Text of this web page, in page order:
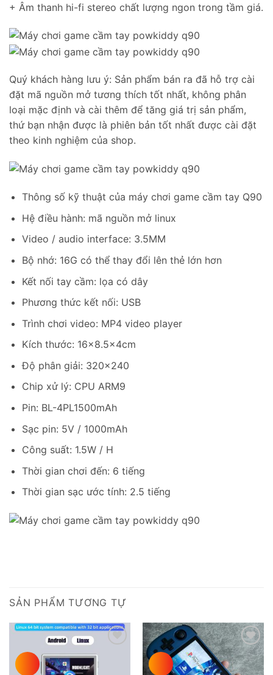
+ Âm thanh hi-fi stereo chất lượng ngon trong tầm giá.
Quý khách hàng lưu ý: Sản phẩm bán ra đã hỗ trợ cài
đặt mã nguồn mở tương thích tốt nhất, không phân
loại mặc định và cài thêm để tăng giá trị sản phẩm,
thứ bạn nhận được là phiên bản tốt nhất được cài đặt
theo kinh nghiệm của shop.
Thông số kỹ thuật của máy chơi game cầm tay Q90
Hệ điều hành: mã nguồn mở linux
Video / audio interface: 3.5MM
Bộ nhớ: 16G có thể thay đổi lên thẻ lớn hơn
Kết nối tay cầm: lọa có dây
Phương thức kết nối: USB
Trình chơi video: MP4 video player
Kích thước: 16×8.5x4cm
Độ phân giải: 320×240
Chip xử lý: CPU ARM9
Pin: BL-4PL1500mAh
Sạc pin: 5V / 1000mAh
Công suất: 1.5W / H
Thời gian chơi đến: 6 tiếng
Thời gian sạc ước tính: 2.5 tiếng
SẢN PHẨM TƯƠNG TỰ
Add to
wishlist